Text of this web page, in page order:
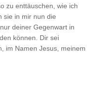
zu enttäuschen, wie ich
sie in mir nun die
deiner Gegenwart in
können. Dir sei
im Namen Jesus, meinem